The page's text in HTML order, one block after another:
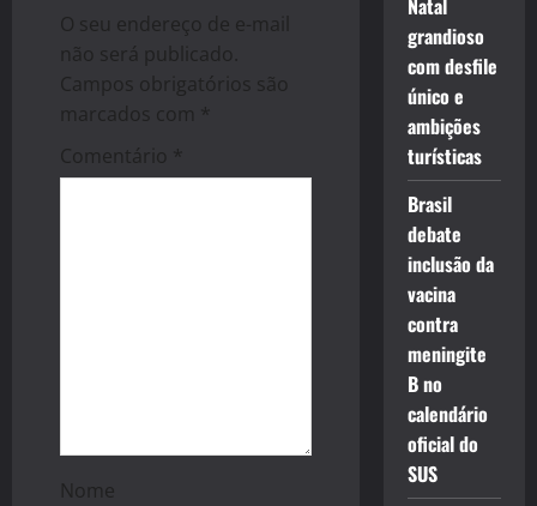
a
t
i
O seu endereço de e-mail
não será publicado.
Campos obrigatórios são
marcados com *
Comentário *
Nome
Natal
grandioso
com desfile
único e
ambições
turísticas
Brasil
debate
inclusão da
vacina
contra
meningite
B no
calendário
oficial do
SUS